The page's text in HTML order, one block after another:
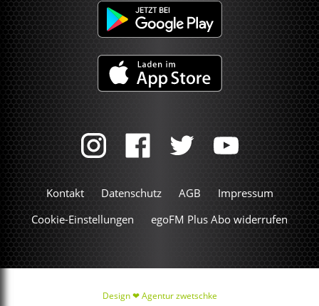
Kontakt Datenschutz AGB
Impressum
Cookie-Einstellungen
egoFM Plus Abo widerrufen
Design ❤Agentur zwetschke